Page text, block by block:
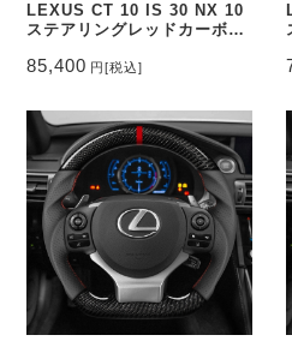
LEXUS CT 10 IS 30 NX 10
ステアリングレッドカーボン
ーク無し CEEHOR-
85,400 円[税込]